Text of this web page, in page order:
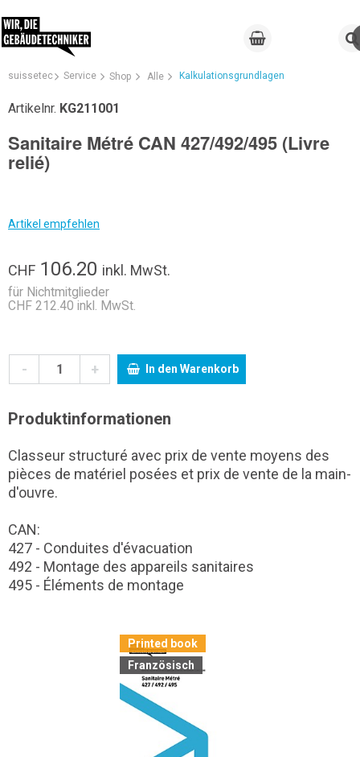
suissetec Service Shop Alle Kalkulationsgrundlagen
Artikelnr. KG211001
Sanitaire Métré CAN 427/492/495 (Livre
relié)
Artikel empfehlen
CHF 106.20 inkl. MwSt.
für Nichtmitglieder
CHF 212.40 inkl. MwSt.
- + In den Warenkorb
Produktinformationen
Classeur structuré avec prix de vente moyens des
pièces de matériel posées et prix de vente de la main-
d'ouvre.
CAN:
427 - Conduites d'évacuation
492 - Montage des appareils sanitaires
495 - Éléments de montage
Printed book
Französisch